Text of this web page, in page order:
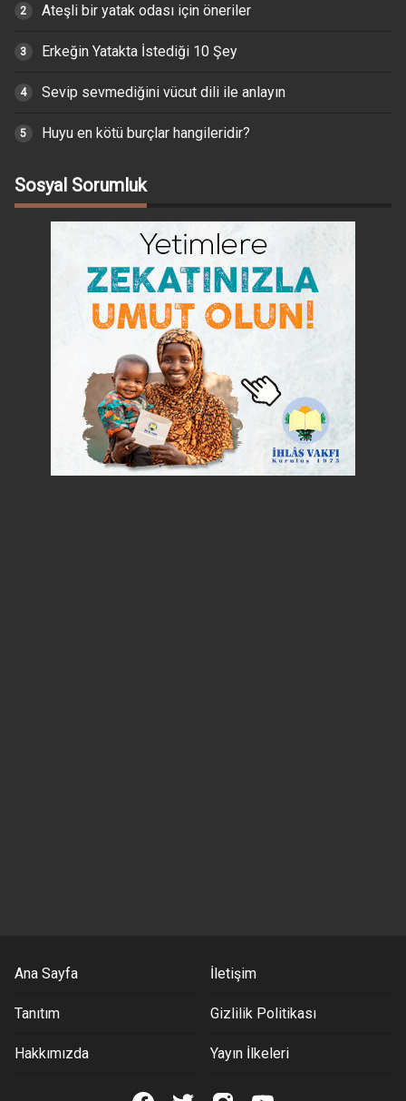
Ateşli bir yatak odası için öneriler
Erkeğin Yatakta İstediği 10 Şey
Sevip sevmediğini vücut dili ile anlayın
Huyu en kötü burçlar hangileridir?
Sosyal Sorumluk
Ana Sayfa İletişim
Tanıtım Gizlilik Politikası
Hakkımızda Yayın İlkeleri